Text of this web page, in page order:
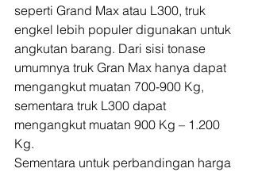
seperti Grand Max atau L300, truk
engkel lebih populer digunakan untuk
angkutan barang. Dari sisi tonase
umumnya truk Gran Max hanya dapat
mengangkut muatan 700-900 Kg,
sementara truk L300 dapat
mengangkut muatan 900 Kg – 1.200
Kg.
Sementara untuk perbandingan harga